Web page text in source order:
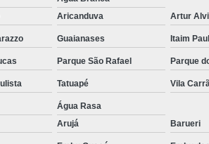
Aricanduva Artur
Guaianases Itaim
Parque São Rafael Parque
Tatuapé Vila
Água Rasa
Arujá Barueri